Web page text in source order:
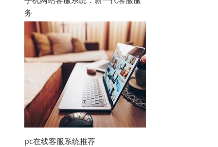
务
pc在线客服系统推荐